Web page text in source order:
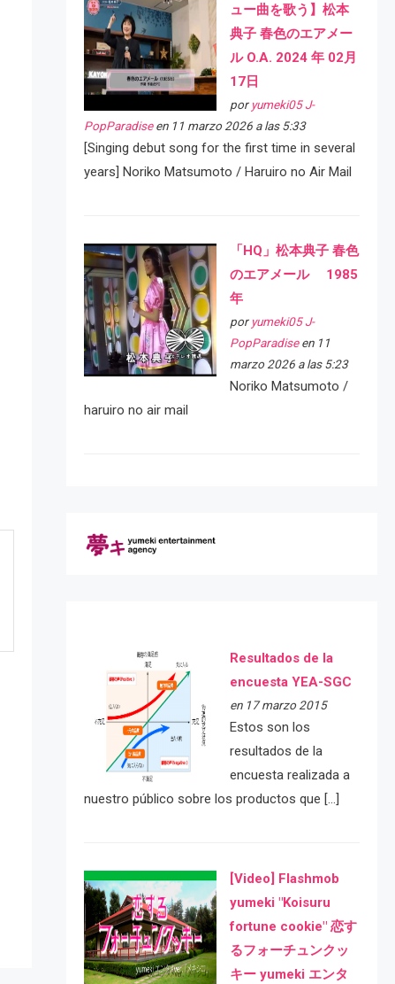
ュー曲を歌う】松本
典子 春色のエアメー
ル O.A. 2024 年 02月
17日
por yumeki05 J-
PopParadiseen 11 marzo 2026 a las 5:33
[Singing debut song for the first time in several
years] Noriko Matsumoto / Haruiro no Air Mail
「HQ」松本典子 春色
のエアメール 1985
年
por yumeki05 J-
PopParadiseen 11
marzo 2026 a las 5:23
Noriko Matsumoto /
haruiro no air mail
Resultados de la
encuesta YEA-SGC
en 17 marzo 2015
Estos son los
resultados de la
encuesta realizada a
nuestro público sobre los productos que […]
[Video] Flashmob
yumeki "Koisuru
fortune cookie" 恋す
るフォーチュンクッ
キー yumeki エンタ